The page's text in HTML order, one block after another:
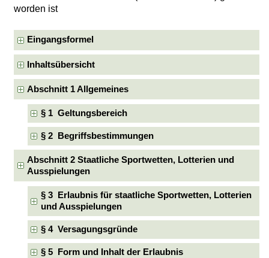
worden ist
Eingangsformel
Inhaltsübersicht
Abschnitt 1 Allgemeines
§ 1 Geltungsbereich
§ 2 Begriffsbestimmungen
Abschnitt 2 Staatliche Sportwetten, Lotterien und
Ausspielungen
§ 3 Erlaubnis für staatliche Sportwetten, Lotterien
und Ausspielungen
§ 4 Versagungsgründe
§ 5 Form und Inhalt der Erlaubnis